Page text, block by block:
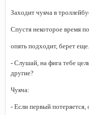
Заходит чукча в
Спустя некоторое время
опять подходит, берет
- Слушай, на фига тебе
другие?
Чукча:
- Если первый потеряется,